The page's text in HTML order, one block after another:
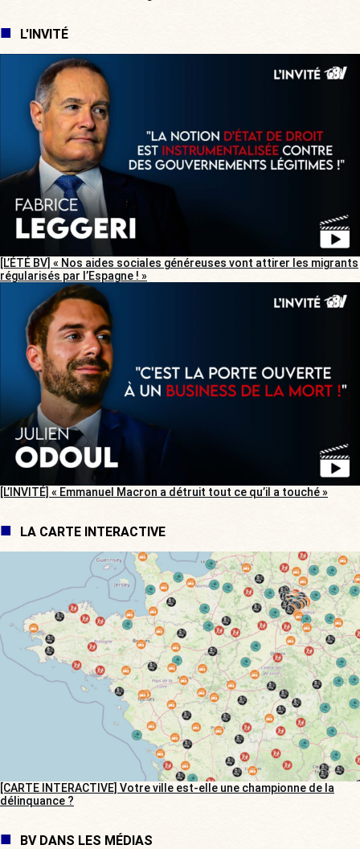
L'INVITÉ
[L’ÉTÉ BV] « Nos aides sociales généreuses vont attirer les migrants
régularisés par l’Espagne ! »
[L’INVITÉ] « Emmanuel Macron a détruit tout ce qu’il a touché »
LA CARTE INTERACTIVE
[CARTE INTERACTIVE] Votre ville est-elle une championne de la
délinquance ?
BV DANS LES MÉDIAS